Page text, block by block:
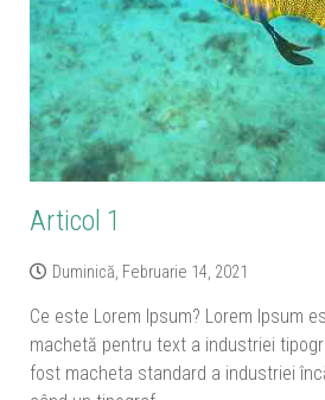
Articol 1
Duminică, Februarie 14, 2021
Ce este Lorem Ipsum? Lorem Ipsum
machetă pentru text a industriei
fost macheta standard a industriei